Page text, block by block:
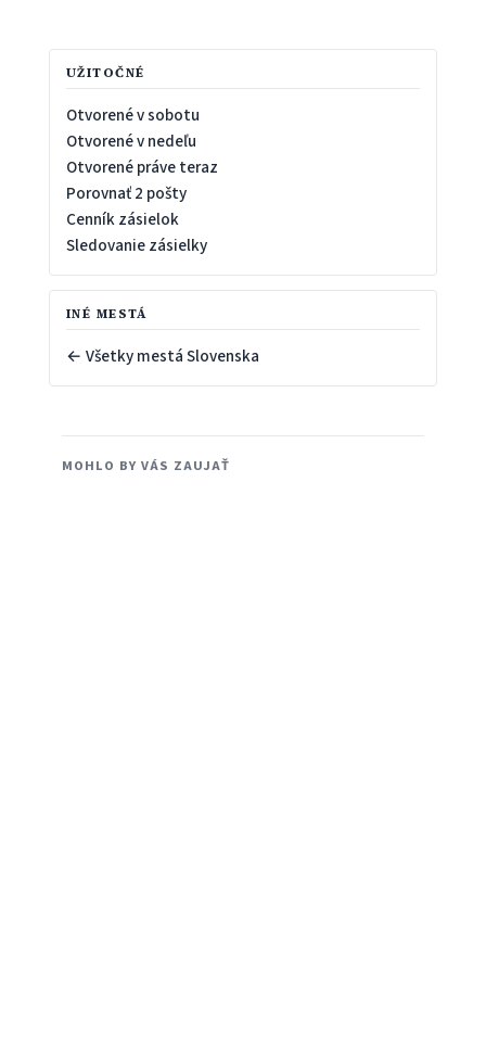
UŽITOČNÉ
Otvorené v sobotu
Otvorené v nedeľu
Otvorené práve teraz
Porovnať 2 pošty
Cenník zásielok
Sledovanie zásielky
INÉ MESTÁ
← Všetky mestá Slovenska
MOHLO BY VÁS ZAUJAŤ